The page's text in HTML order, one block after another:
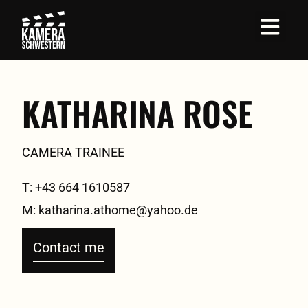
KATHARINA ROSE
CAMERA TRAINEE
T: +43 664 1610587
M: katharina.athome@yahoo.de
Contact me